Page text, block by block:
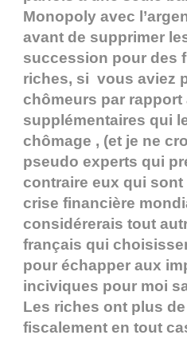
Monopoly avec
avant de supprimer
succession pour des
riches, si vous aviez
chômeurs par rapport
supplémentaires qui
chômage , (et je ne
pseudo experts qui
contraire eux qui sont
crise financière
considérerais tout
français qui
pour échapper aux
inciviques pour moi
Les riches ont plus
fiscalement en tout